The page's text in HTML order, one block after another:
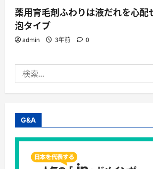
薬用育毛剤ふわりは液だれを心配
泡タイプ
admin 3年前 0
索:
G&A